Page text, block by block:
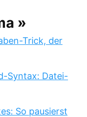
»
Trick, der
Syntax: Datei-
So pausierst